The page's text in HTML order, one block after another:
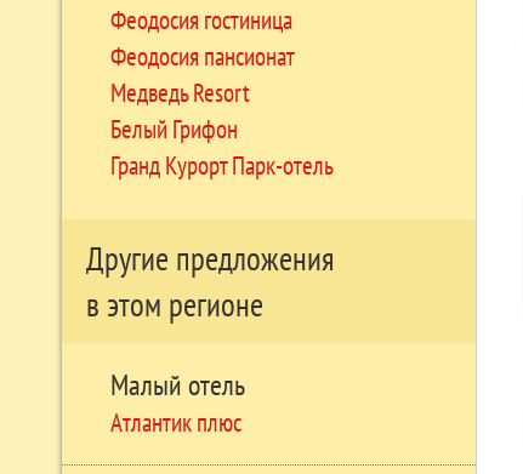
Феодосия гостиница
Феодосия пансионат
Медведь Resort
Белый Грифон
Гранд Курорт Парк-отель
Другие предложения
в этом регионе
Малый отель
Атлантик плюс